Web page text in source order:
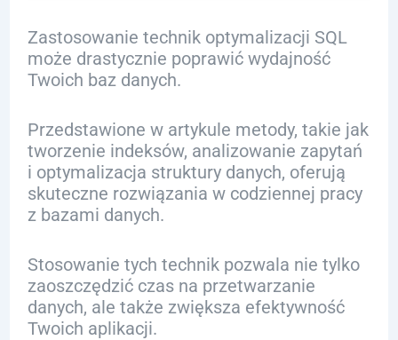
Zastosowanie technik optymalizacji SQL
może drastycznie poprawić wydajność
Twoich baz danych.
Przedstawione w artykule metody, takie jak
tworzenie indeksów, analizowanie zapytań
i optymalizacja struktury danych, oferują
skuteczne rozwiązania w codziennej pracy
z bazami danych.
Stosowanie tych technik pozwala nie tylko
zaoszczędzić czas na przetwarzanie
danych, ale także zwiększa efektywność
Twoich aplikacji.